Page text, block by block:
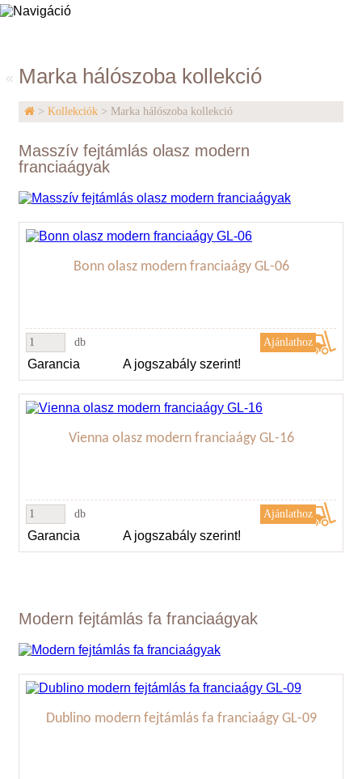
Marka hálószoba kollekció
«
> Kollekciók > Marka hálószoba kollekció
Masszív fejtámlás olasz modern
franciaágyak
Bonn olasz modern franciaágy GL-06
db
Garancia A jogszabály szerint!
Vienna olasz modern franciaágy GL-16
db
Garancia A jogszabály szerint!
Modern fejtámlás fa franciaágyak
Dublino modern fejtámlás fa franciaágy GL-09